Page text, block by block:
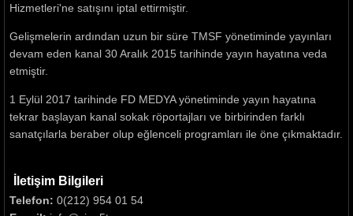
Hizmetleri'ne satışını iptal ettirmiştir.
Gelişmelerin ardından uzun bir süre TMSF yönetiminde yayınları
devam eden kanal 30 Aralık 2015 tarihinde yayın hayatına veda
etmiştir.
1 Eylül 2017 tarihinde FD MEDYA yönetiminde yayın hayatına
tekrar başlayan kanal sokak röportajları ve birbirinden farklı
sanatçılarla beraber olup eğlenceli programları ile öne çıkmaktadır.
İletişim Bilgileri
Telefon: 0(212) 954 01 54